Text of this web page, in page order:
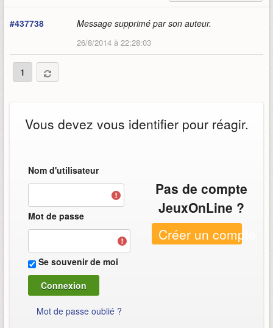
#437738 Message supprimé par son auteur.
26/8/2014 à 22:28:03
1
Vous devez vous identifier pour réagir.
Nom d'utilisateur
Mot de passe
Se souvenir de moi
Mot de passe oublié ?
Pas de compte
JeuxOnLine ?
Créer un compte